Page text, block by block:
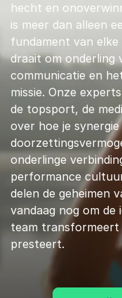
hecht en
is meer dan alleen
fundament van
draait om onderling
communicatie en
missie. Onze
de topsport, de
over hoe je
onderlinge
performance
delen de geheimen
vandaag nog om de
team transformeert
presteert.